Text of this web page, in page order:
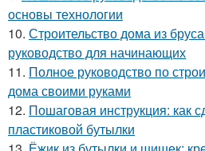
основы технологии
10. Строительство дома из
руководство для начинающих
11. Полное руководство по
дома своими руками
12. Пошаговая инструкция: как
пластиковой бутылки